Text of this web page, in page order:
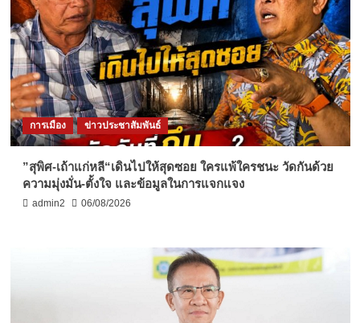
การเมือง ข่าวประชาสัมพันธ์
”สุพิศ-เถ้าแก่หลี“เดินไปให้สุดซอย ใครแพ้ใครชนะ วัดกันด้วย
ความมุ่งมั่น-ตั้งใจ และข้อมูลในการแจกแจง
admin2 06/08/2026